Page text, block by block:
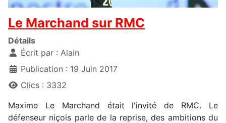
Le Marchand sur RMC
Détails
Écrit par : Alain
Publication : 19 Juin 2017
Clics : 3332
Maxime Le Marchand était l'invité de RMC. Le
défenseur niçois parle de la reprise, des ambitions du